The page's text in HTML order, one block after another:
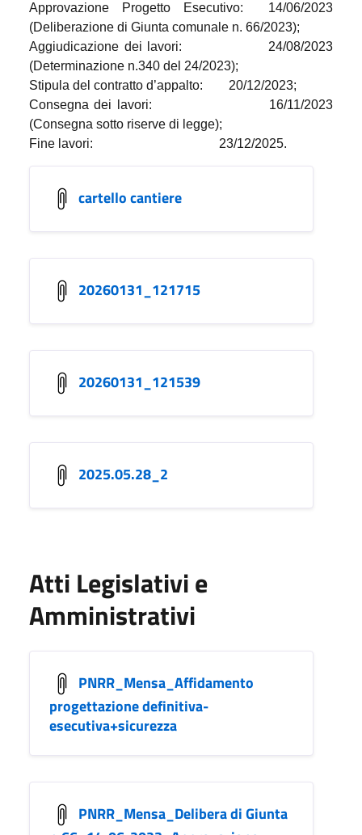
Approvazione Progetto Esecutivo:
14/06/2023
(Deliberazione di Giunta comunale n. 66/2023);
Aggiudicazione dei lavori:
24/08/2023
(Determinazione n.340 del 24/2023);
Stipula del contratto d’appalto:
20/12/2023;
Consegna dei lavori:
16/11/2023
(Consegna sotto riserve di legge);
Fine lavori:
23/12/2025.
cartello cantiere
20260131_121715
20260131_121539
2025.05.28_2
Atti Legislativi e
Amministrativi
PNRR_Mensa_Affidamento
progettazione definitiva-
esecutiva+sicurezza
PNRR_Mensa_Delibera di Giunta